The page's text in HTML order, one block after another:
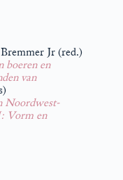
Jr (red.)
boeren en
van
Noordwest-
Vorm en